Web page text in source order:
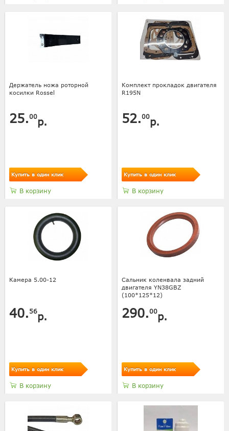
Держатель ножа роторной
косилки Rossel
25.00р.
Купить в один клик
В корзину
Комплект прокладок двигателя
R195N
52.00р.
Купить в один клик
В корзину
Камера 5.00-12
40. 56р.
Купить в один клик
В корзину
Сальник коленвала задний
двигателя YN38GBZ
(100*125*12)
290.00р.
Купить в один клик
В корзину